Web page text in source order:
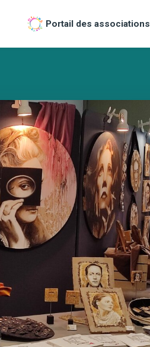
Portail des associations